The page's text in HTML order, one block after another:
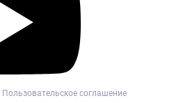
Пользовательское соглашение